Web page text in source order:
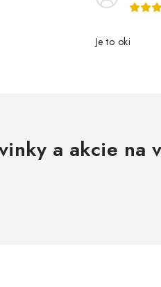
Je to oki
a akcie na